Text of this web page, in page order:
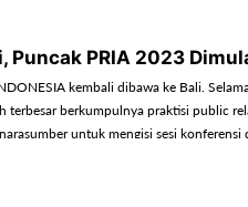
Puncak PRIA 2023
kembali dibawa ke Bali.
terbesar berkumpulnya praktisi public
untuk mengisi sesi konferensi
500 praktisi PR se-tanah air di acara